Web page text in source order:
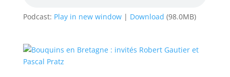
Podcast: Play in new window| Download (98.0MB)